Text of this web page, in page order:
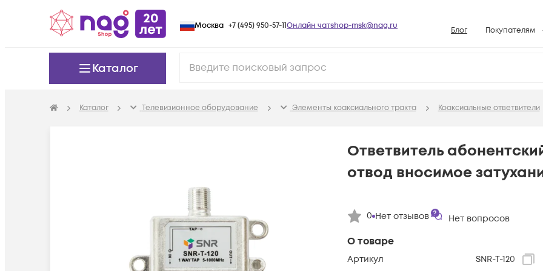
Москва +7 (495) 950-57-11Онлайн чатshop-msk@nag.ru Блог Покупателям
Условия
Возврат
Вопросы и
Конфигураторы
Каталог
Каталог Телевизионное оборудование Элементы коаксиального тракта Коаксиальные ответвители
О товаре
Артикул
SNR-T-120
Ответвитель
отвод вносимое
0 Нет отзывов Нет вопросов